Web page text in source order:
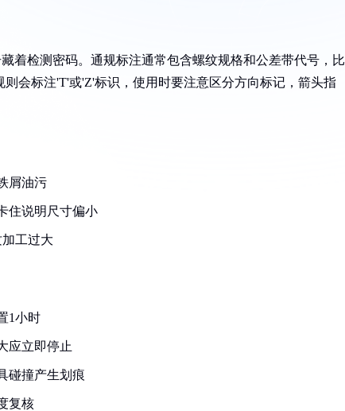
着检测密码。通规标注通常包含螺纹规格和公差带代号，比
会标注'T'或'Z'标识，使用时要注意区分方向标记，箭头指
屑油污
住说明尺寸偏小
工过大
1小时
应立即停止
碰撞产生划痕
复核